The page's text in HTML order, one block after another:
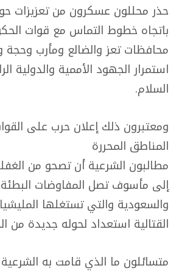
حذر محللون عسكرون من تعزيزات
باتجاه خطوط التماس مع قوات
محافظات تعز والضالع ومأرب
استمرار الجهود الأممية والدولية
السلام.
ومعتبرون ذلك إعلان حرب على
المناطق المحررة
مطالبون الشرعية أن تصحو من
إلى مأسوف تصل المفاوضات البطئة
والسعودية والتي تستغلها
القتالية استعداد لحوله جديدة من
متسائلون ما الذي قامت به